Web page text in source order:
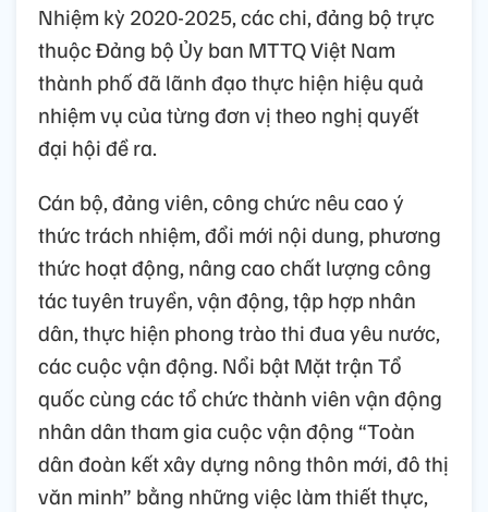
Nhiệm kỳ 2020-2025, các chi, đảng bộ trực
thuộc Đảng bộ Ủy ban MTTQ Việt Nam
thành phố đã lãnh đạo thực hiện hiệu quả
nhiệm vụ của từng đơn vị theo nghị quyết
đại hội đề ra.
Cán bộ, đảng viên, công chức nêu cao ý
thức trách nhiệm, đổi mới nội dung, phương
thức hoạt động, nâng cao chất lượng công
tác tuyên truyền, vận động, tập hợp nhân
dân, thực hiện phong trào thi đua yêu nước,
các cuộc vận động. Nổi bật Mặt trận Tổ
quốc cùng các tổ chức thành viên vận động
nhân dân tham gia cuộc vận động “Toàn
dân đoàn kết xây dựng nông thôn mới, đô thị
văn minh” bằng những việc làm thiết thực,